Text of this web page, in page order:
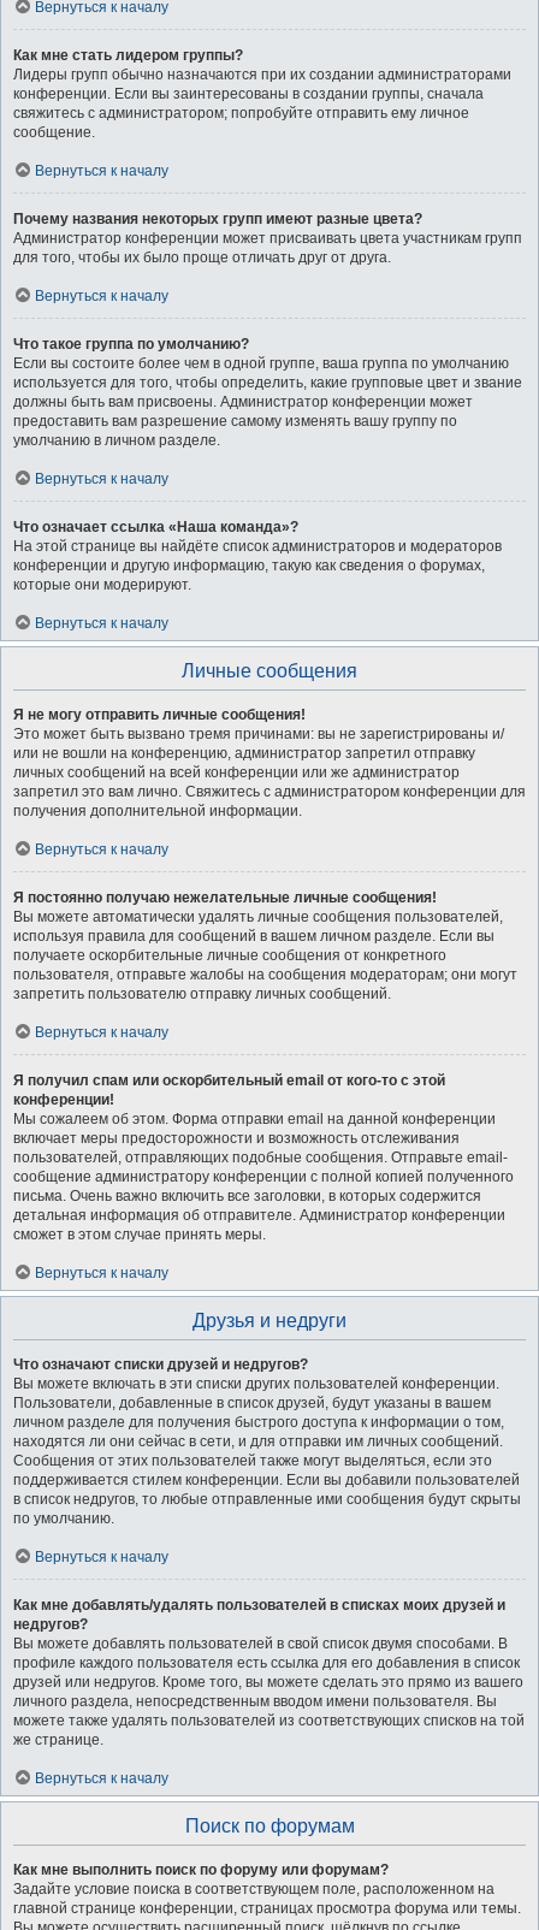
Вернуться к началу
Как мне стать лидером группы?
Лидеры групп обычно назначаются при их создании администраторами
конференции. Если вы заинтересованы в создании группы, сначала
свяжитесь с администратором; попробуйте отправить ему личное
сообщение.
Вернуться к началу
Почему названия некоторых групп имеют разные цвета?
Администратор конференции может присваивать цвета участникам групп
для того, чтобы их было проще отличать друг от друга.
Вернуться к началу
Что такое группа по умолчанию?
Если вы состоите более чем в одной группе, ваша группа по умолчанию
используется для того, чтобы определить, какие групповые цвет и звание
должны быть вам присвоены. Администратор конференции может
предоставить вам разрешение самому изменять вашу группу по
умолчанию в личном разделе.
Вернуться к началу
Что означает ссылка «Наша команда»?
На этой странице вы найдёте список администраторов и модераторов
конференции и другую информацию, такую как сведения о форумах,
которые они модерируют.
Вернуться к началу
Личные сообщения
Я не могу отправить личные сообщения!
Это может быть вызвано тремя причинами: вы не зарегистрированы и/
или не вошли на конференцию, администратор запретил отправку
личных сообщений на всей конференции или же администратор
запретил это вам лично. Свяжитесь с администратором конференции для
получения дополнительной информации.
Вернуться к началу
Я постоянно получаю нежелательные личные сообщения!
Вы можете автоматически удалять личные сообщения пользователей,
используя правила для сообщений в вашем личном разделе. Если вы
получаете оскорбительные личные сообщения от конкретного
пользователя, отправьте жалобы на сообщения модераторам; они могут
запретить пользователю отправку личных сообщений.
Вернуться к началу
Я получил спам или оскорбительный email от кого-то с этой
конференции!
Мы сожалеем об этом. Форма отправки email на данной конференции
включает меры предосторожности и возможность отслеживания
пользователей, отправляющих подобные сообщения. Отправьте email-
сообщение администратору конференции с полной копией полученного
письма. Очень важно включить все заголовки, в которых содержится
детальная информация об отправителе. Администратор конференции
сможет в этом случае принять меры.
Вернуться к началу
Друзья и недруги
Что означают списки друзей и недругов?
Вы можете включать в эти списки других пользователей конференции.
Пользователи, добавленные в список друзей, будут указаны в вашем
личном разделе для получения быстрого доступа к информации о том,
находятся ли они сейчас в сети, и для отправки им личных сообщений.
Сообщения от этих пользователей также могут выделяться, если это
поддерживается стилем конференции. Если вы добавили пользователей
в список недругов, то любые отправленные ими сообщения будут скрыты
по умолчанию.
Вернуться к началу
Как мне добавлять/удалять пользователей в списках моих друзей и
недругов?
Вы можете добавлять пользователей в свой список двумя способами. В
профиле каждого пользователя есть ссылка для его добавления в список
друзей или недругов. Кроме того, вы можете сделать это прямо из вашего
личного раздела, непосредственным вводом имени пользователя. Вы
можете также удалять пользователей из соответствующих списков на той
же странице.
Вернуться к началу
Поиск по форумам
Как мне выполнить поиск по форуму или форумам?
Задайте условие поиска в соответствующем поле, расположенном на
главной странице конференции, страницах просмотра форума или темы.